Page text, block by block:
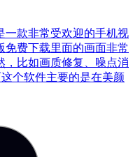
一款非常受欢迎的手机视
免费下载里面的画面非常
，比如画质修复、噪点消
个软件主要的是在美颜